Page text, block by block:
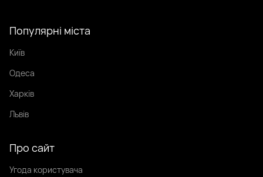
Популярні міста
Київ
Одеса
Харків
Львів
Про сайт
Угода користувача